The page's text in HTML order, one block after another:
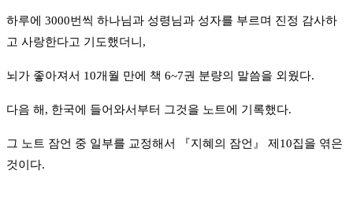
하루에 3000번씩 하나님과 성령님과 성자를 부르며 진정 감사하
고 사랑한다고 기도했더니,
뇌가 좋아져서 10개월 만에 책 6~7권 분량의 말씀을 외웠다.
다음 해, 한국에 들어와서부터 그것을 노트에 기록했다.
그 노트 잠언 중 일부를 교정해서 『지혜의 잠언』 제10집을 엮은
것이다.